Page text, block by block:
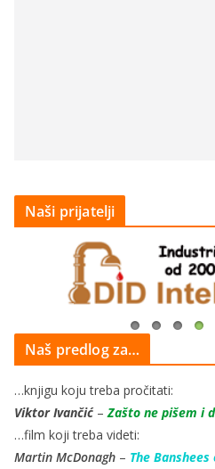
Naši prijatelji
Naš predlog za…
…knjigu koju treba pročitati:
Viktor Ivančić–Zašto ne pišem i
…film koji treba videti:
Martin McDonagh – The